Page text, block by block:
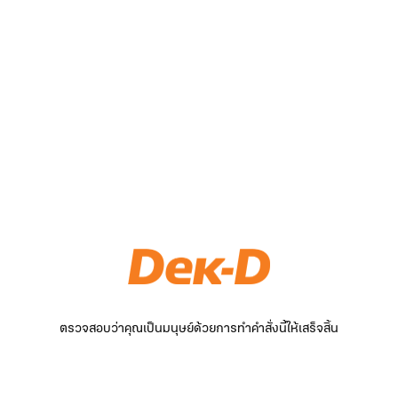
ตรวจสอบว่าคุณเป็นมนุษย์ด้วยการทำคำสั่งนี้ให้เสร็จสิ้น